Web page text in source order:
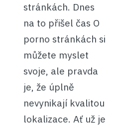
stránkách. Dnes
na to přišel čas O
porno stránkách si
můžete myslet
svoje, ale pravda
je, že úplně
nevynikají kvalitou
lokalizace. Ať už je